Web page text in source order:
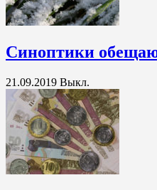
Синоптики
21.09.2019 Выкл.